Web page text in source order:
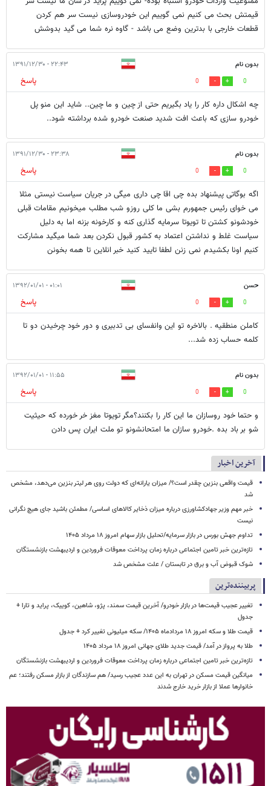
قیمتش بحث می کنیم نمی گوییم این خودروسازی نیست سر هم کردن
قطعات خارجی با بدترین وضع می باشد - گاوه نره شما می گید بدوشش
بدون نام ۲۲:۴۳ - ۱۳۹۱/۱۲/۳۰
0
0
پاسخ
چه اشکال داره کار را یاد بگیریم حتی از چین و ما چین.. شاید این منو پل
خودرو سازی که باعث افت شدید صنعت خودرو شده برداشته شود..
بدون نام ۲۳:۳۸ - ۱۳۹۱/۱۲/۳۰
0
0
پاسخ
اگه بوگاتی پیشنهاد بده چی اقا چی داری میگی در جریان سیاست نیستی مثلا
می خوای رئیس جمهورم بشی ما کلی روزو شب مطلب میخونیم مقامات قبلی
خودشونو کشتن تا تویوتا سرمایه گذاری کنه و کارخونه بزنه اما به دلیل
سیاست غلط و نداشتن اعتماد به کشور قبول نکردن بعد شما میگید مشارکت
کنیم اونا بکشیدم نمی زنن لطفا تایید کنید خبر انلاین تا همه بخونن
حسن ۰۱:۰۱ - ۱۳۹۲/۰۱/۰۱
0
0
پاسخ
کاملن منطقیه . بالاخره تو این وانفسای بی تدبیری و دور خود چرخیدن دو تا
کلمه حساب زده شد...
بدون نام ۱۱:۵۵ - ۱۳۹۲/۰۱/۰۱
0
0
پاسخ
و حتما خود روسازان ما این کار را بکنند؟مگر تویوتا مغز خر خورده که حیثیت
شو بر باد بده .خودرو سازان ما امتحانشونو تو ملت ایران پس دادن
آخرین اخبار
قیمت واقعی بنزین چقدر است؟/ میزان یارانه‌ای که دولت روی هر لیتر بنزین می‌دهد، مشخص
شد
خبر مهم وزیر جهادکشاورزی درباره میزان ذخایر کالاهای اساسی/ مطمئن باشید جای هیچ نگرانی
نیست
تداوم جهش بورس در بازار سرمایه/تحلیل بازار سهام امروز ۱۸ مرداد ۱۴۰۵
تازه‌ترین خبر تامین اجتماعی درباره زمان پرداخت معوقات فروردین و اردیبهشت بازنشستگان
شوک قبوض آب و برق در تابستان / علت مشخص شد
پربیننده‌ترین
تغییر عجیب قیمت‌ها در بازار خودرو/ آخرین قیمت سمند، پژو، شاهین، کوییک، پراید و تارا +
جدول
قیمت طلا و سکه امروز ۱۸ مردادماه ۱۴۰۵/ سکه میلیونی تغییر کرد + جدول
طلا به پرواز در آمد/ قیمت جدید طلای جهانی امروز ۱۸ مرداد ۱۴۰۵
تازه‌ترین خبر تامین اجتماعی درباره زمان پرداخت معوقات فروردین و اردیبهشت بازنشستگان
میانگین قیمت مسکن در تهران به این عدد عجیب رسید/ هم سازندگان از بازار مسکن رفتند؛ عم
خانوارها عملا از بازار خرید خارج شدند